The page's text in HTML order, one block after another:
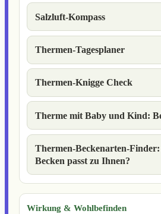
Salzluft-Kompass
Thermen-Tagesplaner
Thermen-Knigge Check
Therme mit Baby und Kind:
Thermen-Beckenarten-Finder:
Becken passt zu Ihnen?
Wirkung & Wohlbefinden